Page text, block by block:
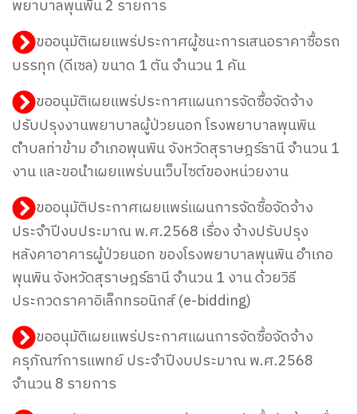
พยาบาลพุนพิน 2 รายการ
ขออนุมัติเผยแพร่ประกาศผู้ชนะการเสนอราคาซื้อรถ
บรรทุก (ดีเซล) ขนาด 1 ตัน จำนวน 1 คัน
ขออนุมัติเผยแพร่ประกาศแผนการจัดซื้อจัดจ้าง
ปรับปรุงงานพยาบาลผู้ป่วยนอก โรงพยาบาลพุนพิน
ตำบลท่าข้าม อำเภอพุนพิน จังหวัดสุราษฎร์ธานี จำนวน 1
งาน และขอนำเผยแพร่บนเว็บไซต์ของหน่วยงาน
ขออนุมัติประกาศเผยแพร่แผนการจัดซื้อจัดจ้าง
ประจำปีงบประมาณ พ.ศ.2568 เรื่อง จ้างปรับปรุง
หลังคาอาคารผู้ป่วยนอก ของโรงพยาบาลพุนพิน อำเภอ
พุนพิน จังหวัดสุราษฎร์ธานี จำนวน 1 งาน ด้วยวิธี
ประกวดราคาอิเล็กทรอนิกส์ (e-bidding)
ขออนุมัติเผยแพร่ประกาศแผนการจัดซื้อจัดจ้าง
ครุภัณฑ์การแพทย์ ประจำปีงบประมาณ พ.ศ.2568
จำนวน 8 รายการ